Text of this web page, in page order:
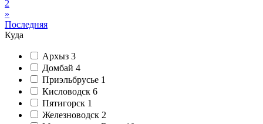
2
»
Последняя
Куда
Архыз 3
Домбай 4
Приэльбрусье 1
Кисловодск 6
Пятигорск 1
Железноводск 2